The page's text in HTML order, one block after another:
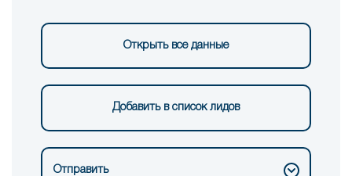
Открыть все данные
Добавить в список лидов
Отправить